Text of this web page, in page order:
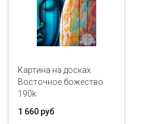
Картина на досках
Восточное божество
190k
1 660 руб